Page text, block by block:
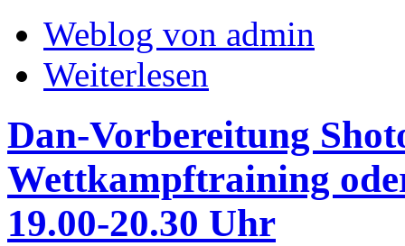
Weblog von admin
Weiterlesen
Dan-Vorbereitung
Wettkampftraining
19.00-20.30 Uhr